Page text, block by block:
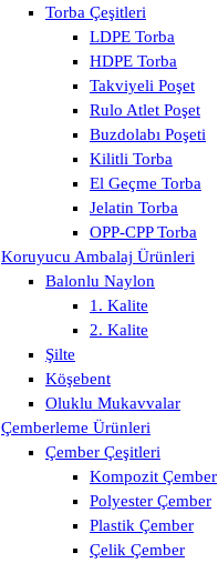
Torba Çeşitleri
LDPE Torba
HDPE Torba
Takviyeli Poşet
Rulo Atlet Poşet
Buzdolabı Poşeti
Kilitli Torba
El Geçme Torba
Jelatin Torba
OPP-CPP Torba
Koruyucu Ambalaj Ürünleri
Balonlu Naylon
1. Kalite
2. Kalite
Şilte
Köşebent
Oluklu Mukavvalar
Çemberleme Ürünleri
Çember Çeşitleri
Kompozit Çember
Polyester Çember
Plastik Çember
Çelik Çember